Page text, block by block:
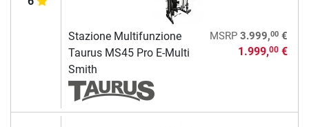
Stazione Multifunzione
Taurus MS45 Pro E-Multi
Smith
MSRP 3.999,00€
1.999,00€